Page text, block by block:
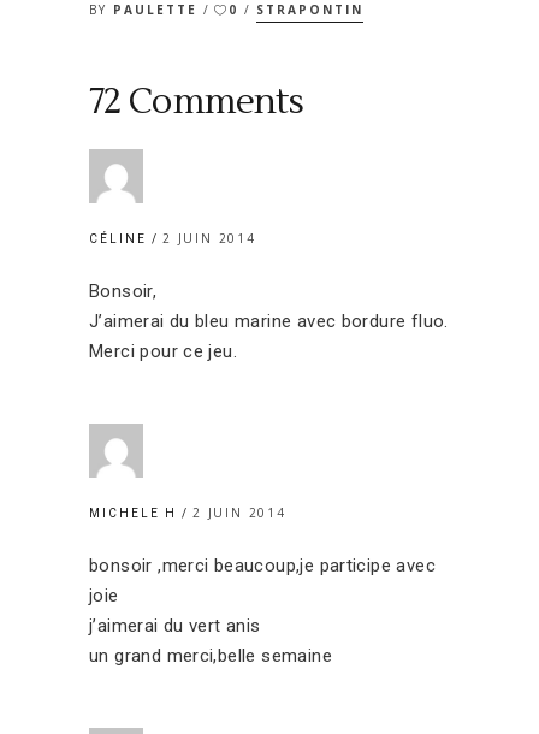
BY PAULETTE 0 STRAPONTIN
72 Comments
CÉLINE 2 JUIN 2014
Bonsoir,
J’aimerai du bleu marine avec bordure fluo.
Merci pour ce jeu.
MICHELE H 2 JUIN 2014
bonsoir ,merci beaucoup,je participe avec
joie
j’aimerai du vert anis
un grand merci,belle semaine